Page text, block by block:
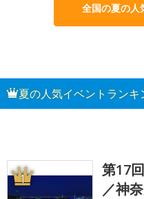
全国の夏の人
夏の人気イベントランキ
1
第17
／神